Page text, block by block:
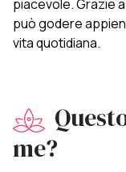
piacevole. Grazie
può godere
vita quotidiana.
me?